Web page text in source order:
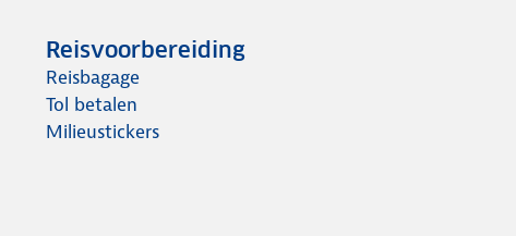
Reisvoorbereiding
Reisbagage
Tol betalen
Milieustickers